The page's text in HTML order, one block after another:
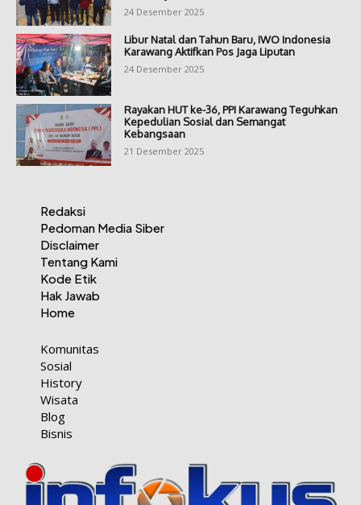
24 Desember 2025
Libur Natal dan Tahun Baru, IWO Indonesia
Karawang Aktifkan Pos Jaga Liputan
24 Desember 2025
Rayakan HUT ke-36, PPI Karawang Teguhkan
Kepedulian Sosial dan Semangat
Kebangsaan
21 Desember 2025
Redaksi
Pedoman Media Siber
Disclaimer
Tentang Kami
Kode Etik
Hak Jawab
Home
Komunitas
Sosial
History
Wisata
Blog
Bisnis